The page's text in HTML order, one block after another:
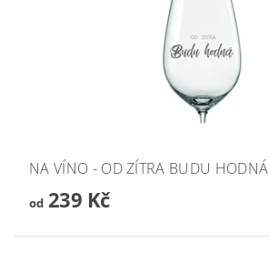
NA VÍNO - OD ZÍTRA BUDU HODNÁ
od239 Kč